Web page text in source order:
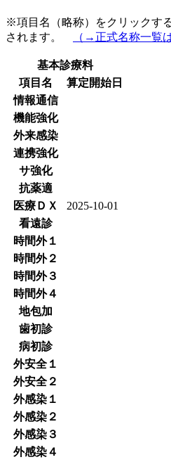
※項目名（略称）をクリックす
されます。
（→正式名称一覧
基本診療料
項目名
算定開始日
情報通信
機能強化
外来感染
連携強化
サ強化
抗薬適
医療ＤＸ
2025-10-01
看遠診
時間外１
時間外２
時間外３
時間外４
地包加
歯初診
病初診
外安全１
外安全２
外感染１
外感染２
外感染３
外感染４